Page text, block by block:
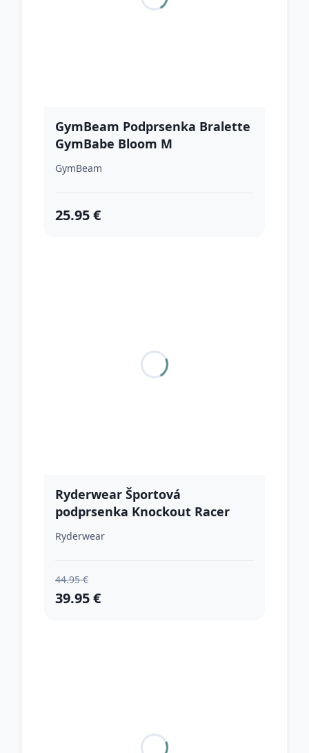
GymBeam Podprsenka Bralette
GymBabe Bloom M
GymBeam
25.95 €
Ryderwear Športová
podprsenka Knockout Racer
Back Red L
Ryderwear
44.95 €
39.95 €